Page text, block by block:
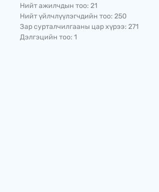
Нийт ажилчдын тоо: 21
Нийт үйлчлүүлэгчдийн тоо: 250
Зар сурталчилгааны цар хүрээ: 271
Дэлгэцийн тоо: 1